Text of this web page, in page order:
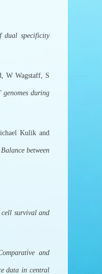
dual specificity
W Wagstaff, S
during
Kulik and
between
survival and
and
data in central